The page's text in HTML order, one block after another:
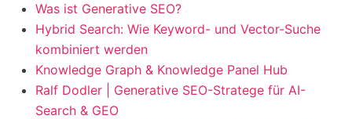
Was ist Generative SEO?
Hybrid Search: Wie Keyword- und Vector-Suche
kombiniert werden
Knowledge Graph & Knowledge Panel Hub
Ralf Dodler | Generative SEO-Stratege für AI-
Search & GEO